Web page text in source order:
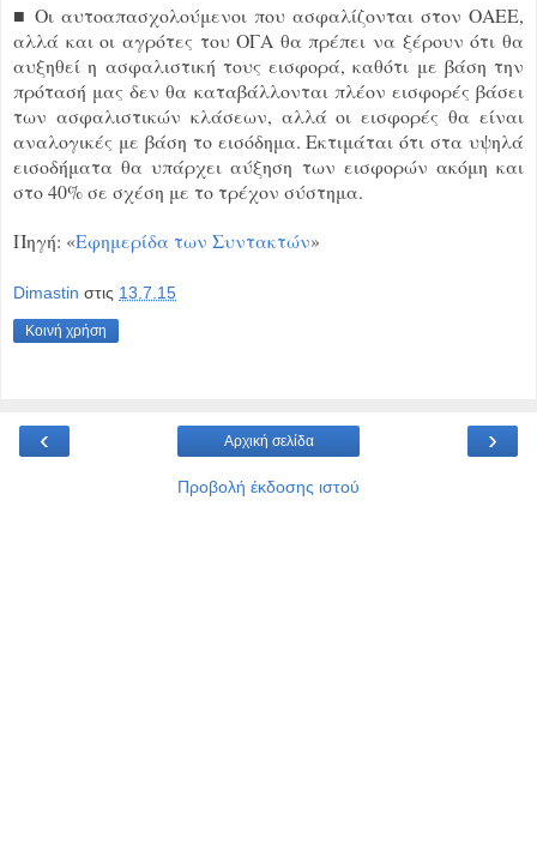
■ Οι αυτοαπασχολούμενοι που ασφαλίζονται στον ΟΑΕΕ,
αλλά και οι αγρότες του ΟΓΑ θα πρέπει να ξέρουν ότι θα
αυξηθεί η ασφαλιστική τους εισφορά, καθότι με βάση την
πρότασή μας δεν θα καταβάλλονται πλέον εισφορές βάσει
των ασφαλιστικών κλάσεων, αλλά οι εισφορές θα είναι
αναλογικές με βάση το εισόδημα. Εκτιμάται ότι στα υψηλά
εισοδήματα θα υπάρχει αύξηση των εισφορών ακόμη και
στο 40% σε σχέση με το τρέχον σύστημα.
Πηγή: «Εφημερίδα των Συντακτών»
Dimastin στις 13.7.15
Κοινή χρήση
‹ ›
Αρχική σελίδα
Προβολή έκδοσης ιστού